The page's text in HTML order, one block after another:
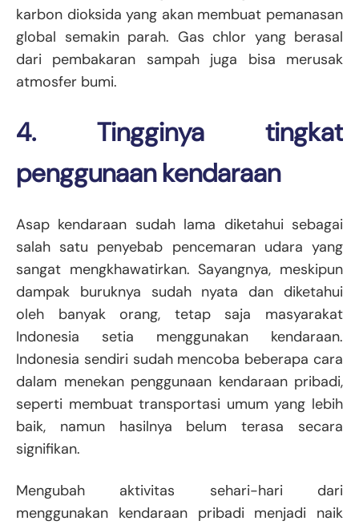
karbon dioksida yang akan membuat pemanasan
global semakin parah. Gas chlor yang berasal
dari pembakaran sampah juga bisa merusak
atmosfer bumi.
4. Tingginya tingkat
penggunaan kendaraan
Asap kendaraan sudah lama diketahui sebagai
salah satu penyebab pencemaran udara yang
sangat mengkhawatirkan. Sayangnya, meskipun
dampak buruknya sudah nyata dan diketahui
oleh banyak orang, tetap saja masyarakat
Indonesia setia menggunakan kendaraan.
Indonesia sendiri sudah mencoba beberapa cara
dalam menekan penggunaan kendaraan pribadi,
seperti membuat transportasi umum yang lebih
baik, namun hasilnya belum terasa secara
signifikan.
Mengubah aktivitas sehari-hari dari
menggunakan kendaraan pribadi menjadi naik